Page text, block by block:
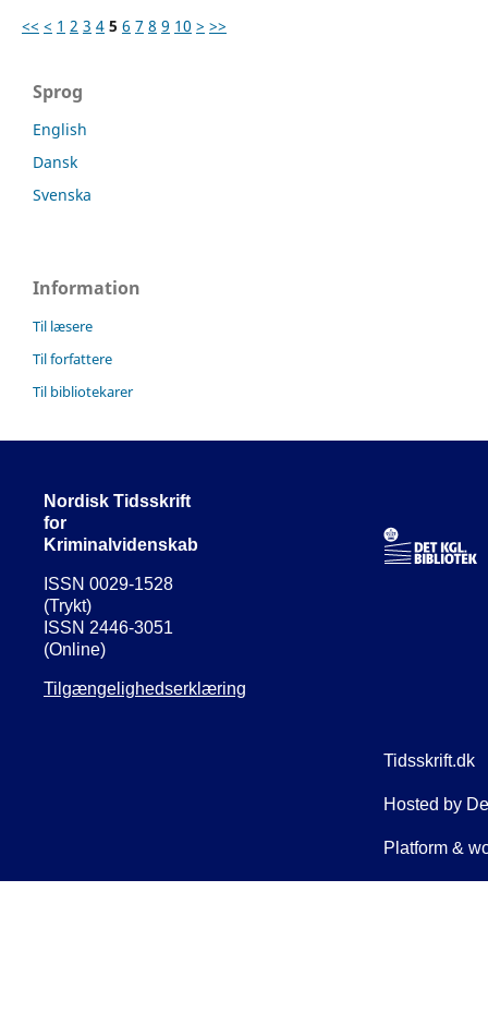
<< < 1 2 3 4 5 6 7 8 9 10 > >>
Sprog
English
Dansk
Svenska
Information
Til læsere
Til forfattere
Til bibliotekarer
Nordisk Tidsskrift
for
Kriminalvidenskab
ISSN 0029-1528
(Trykt)
ISSN 2446-3051
(Online)
Tilgængelighedserklæring